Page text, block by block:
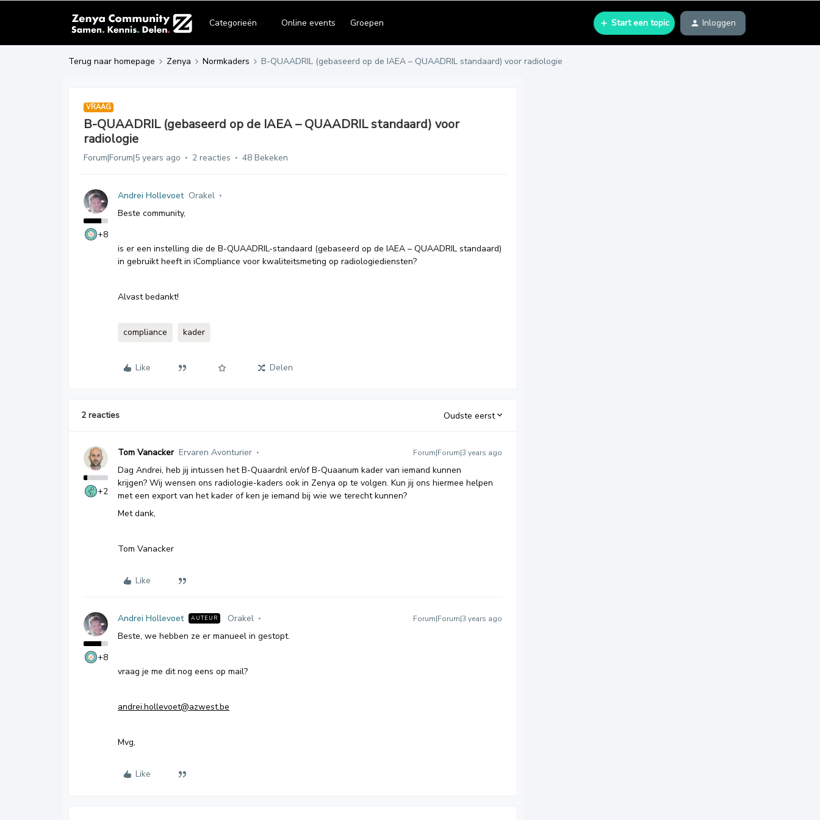
Categorieën Online events Groepen Start een topic Inloggen
Terug naar homepage Zenya Normkaders B-QUAADRIL (gebaseerd op de IAEA – QUAADRIL standaard) voor radiologie
VRAAG
B-QUAADRIL (gebaseerd op de IAEA – QUAADRIL standaard) voor
radiologie
Forum|Forum|5 years ago 2 reacties 48 Bekeken
+8
Andrei Hollevoet Orakel
Beste community,
is er een instelling die de B-QUAADRIL-standaard (gebaseerd op de IAEA – QUAADRIL standaard)
in gebruikt heeft in iCompliance voor kwaliteitsmeting op radiologiediensten?
Alvast bedankt!
compliance kader
Like Delen
2 reacties Oudste eerst
+2
Tom Vanacker Ervaren Avonturier Forum|Forum|3 years ago
Dag Andrei, heb jij intussen het B-Quaardril en/of B-Quaanum kader van iemand kunnen
krijgen? Wij wensen ons radiologie-kaders ook in Zenya op te volgen. Kun jij ons hiermee helpen
met een export van het kader of ken je iemand bij wie we terecht kunnen?
Met dank,
Tom Vanacker
Like
+8
Andrei Hollevoet AUTEUR Orakel Forum|Forum|3 years ago
Beste, we hebben ze er manueel in gestopt.
vraag je me dit nog eens op mail?
andrei.hollevoet@azwest.be
Mvg,
Like